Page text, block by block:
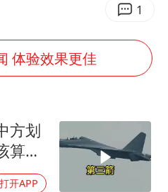
大家买深色蛋糕”
985博士后被曝在妻子孕期出轨后续
男子杀人后逃进深山21年活得像野人
如何把百年大党建设得更加坚强有力？
1
体验效果更佳
方划
算
面
打开APP